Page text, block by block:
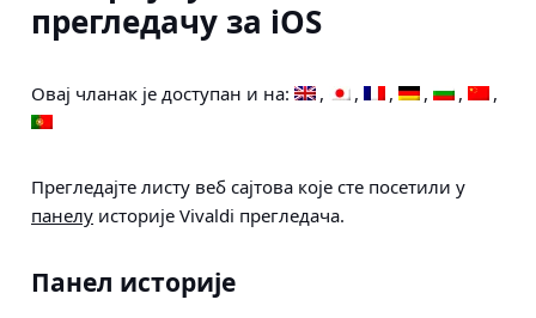
прегледачу за iOS
Овај чланак је доступан и на:
Прегледајте листу веб сајтова које сте посетили у
панелу историје Vivaldi прегледача.
Панел историје